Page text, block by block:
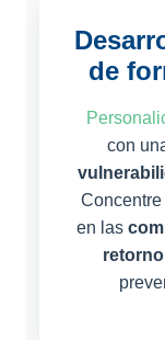
de
con
Concentre
en las